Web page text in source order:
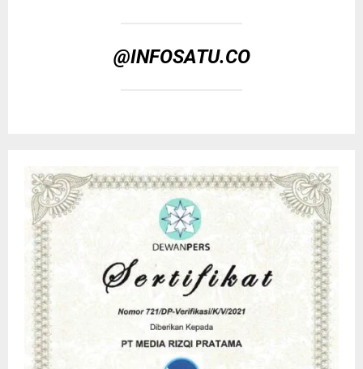
@INFOSATU.CO